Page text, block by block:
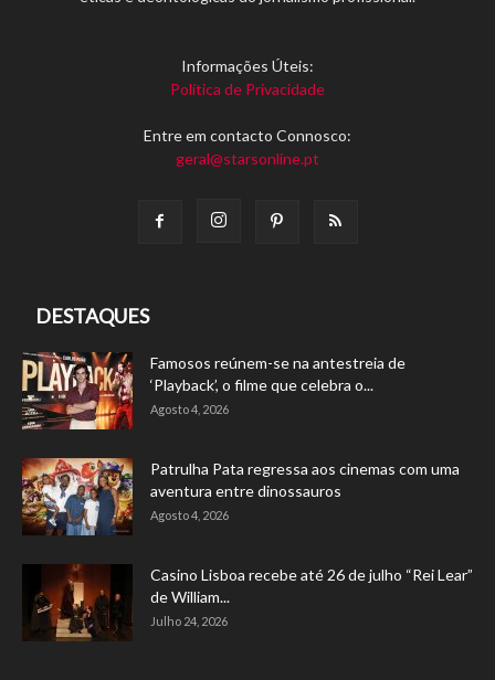
Informações Úteis:
Política de Privacidade
Entre em contacto Connosco:
geral@starsonline.pt
DESTAQUES
Famosos reúnem-se na antestreia de
‘Playback’, o filme que celebra o...
Agosto 4, 2026
Patrulha Pata regressa aos cinemas com uma
aventura entre dinossauros
Agosto 4, 2026
Casino Lisboa recebe até 26 de julho “Rei Lear”
de William...
Julho 24, 2026